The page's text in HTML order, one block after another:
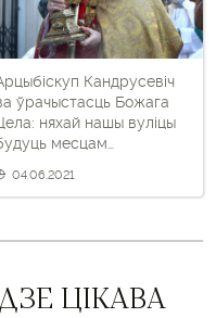
Кандрусевіч
ўрачыстасць Божага
няхай нашы вуліцы
месцам
04.06.2021
ЦІКАВА